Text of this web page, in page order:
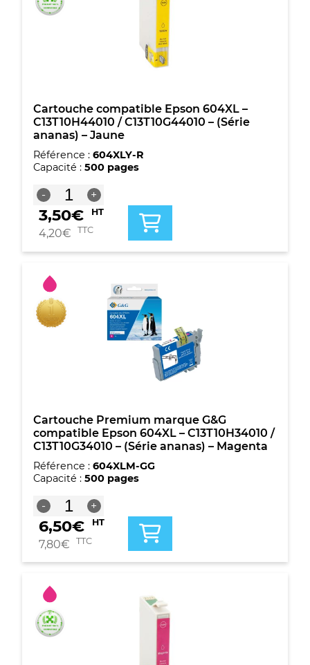
C13T10H44010
Jaune
Cartouche compatible Epson 604XL –
C13T10H44010 / C13T10G44010 – (Série
ananas) – Jaune
Référence : 604XLY-R
Capacité : 500 pages
-
quantité
de
Cartouche
compatible
604XL
C13T10H44010
/
C13T10G44010
-
+
3,50€ HT
4,20€ TTC
Cartouche Premium marque G&G
compatible Epson 604XL – C13T10H34010 /
C13T10G34010 – (Série ananas) – Magenta
Référence : 604XLM-GG
Capacité : 500 pages
-
quantité
de
Cartouche
Premium
G&G
Epson
604XL
-
C13T10H34010
+
6,50€ HT
7,80€ TTC